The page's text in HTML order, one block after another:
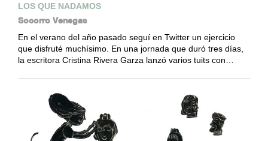
LOS QUE NADAMOS
Socorro Venegas
En el verano del año pasado seguí en Twitter un ejercicio
que disfruté muchísimo. En una jornada que duró tres días,
la escritora Cristina Rivera Garza lanzó varios tuits con…